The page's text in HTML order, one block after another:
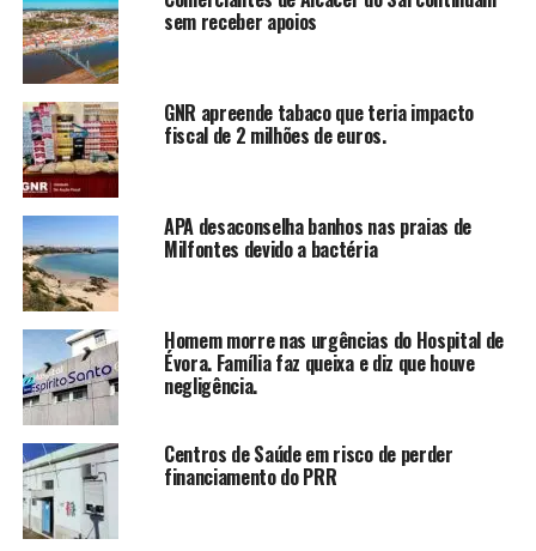
sem receber apoios
GNR apreende tabaco que teria impacto
fiscal de 2 milhões de euros.
APA desaconselha banhos nas praias de
Milfontes devido a bactéria
Homem morre nas urgências do Hospital de
Évora. Família faz queixa e diz que houve
negligência.
Centros de Saúde em risco de perder
financiamento do PRR